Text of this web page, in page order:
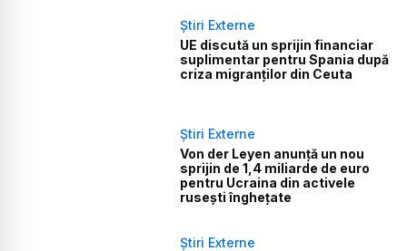
Știri Externe
UE discută un sprijin financiar
suplimentar pentru Spania după
criza migranților din Ceuta
Știri Externe
Von der Leyen anunță un nou
sprijin de 1,4 miliarde de euro
pentru Ucraina din activele
rusești înghețate
Știri Externe